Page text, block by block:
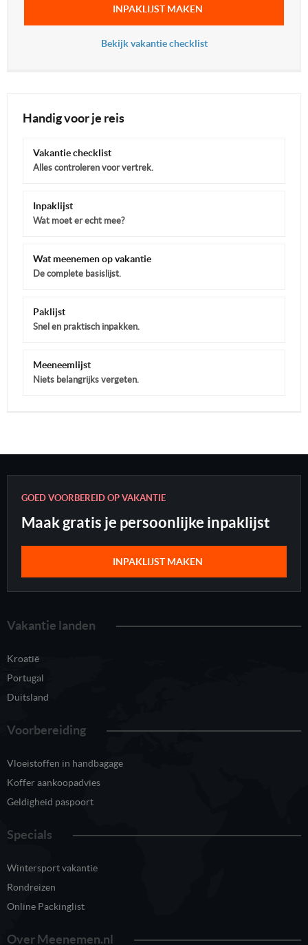
INPAKLIJST MAKEN
Bekijk vakantie checklist
Handig voor je reis
Vakantie checklist
Alles controleren voor vertrek.
Inpaklijst
Wat moet er echt mee?
Wat meenemen op vakantie
De complete basislijst.
Paklijst
Snel en praktisch inpakken.
Meeneemlijst
Niets belangrijks vergeten.
GOED VOORBEREID OP VAKANTIE
Maak gratis je persoonlijke inpaklijst
INPAKLIJST MAKEN
Vakantie landen
Kroatië
Portugal
Duitsland
Voorbereiding
Vloeistoffen in handbagage
Koffer aankoopadvies
Geldigheid paspoort
Specials
Wintersport vakantie
Rondreizen
Online Packinglist
Over Meenemen.nl